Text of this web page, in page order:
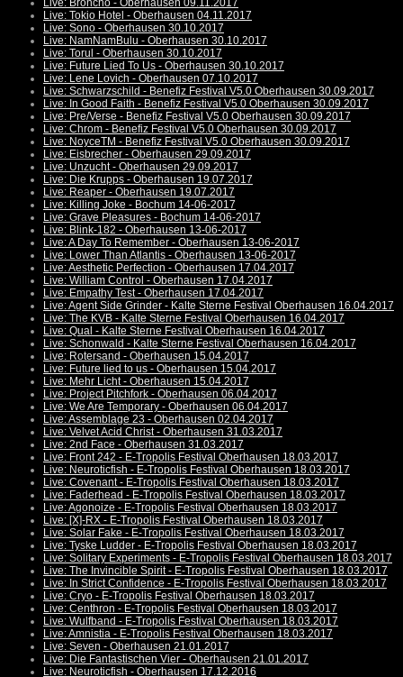
Live: Broncho - Oberhausen 09.11.2017
Live: Tokio Hotel - Oberhausen 04.11.2017
Live: Sono - Oberhausen 30.10.2017
Live: NamNamBulu - Oberhausen 30.10.2017
Live: Torul - Oberhausen 30.10.2017
Live: Future Lied To Us - Oberhausen 30.10.2017
Live: Lene Lovich - Oberhausen 07.10.2017
Live: Schwarzschild - Benefiz Festival V5.0 Oberhausen 30.09.2017
Live: In Good Faith - Benefiz Festival V5.0 Oberhausen 30.09.2017
Live: Pre/Verse - Benefiz Festival V5.0 Oberhausen 30.09.2017
Live: Chrom - Benefiz Festival V5.0 Oberhausen 30.09.2017
Live: NoyceTM - Benefiz Festival V5.0 Oberhausen 30.09.2017
Live: Eisbrecher - Oberhausen 29.09.2017
Live: Unzucht - Oberhausen 29.09.2017
Live: Die Krupps - Oberhausen 19.07.2017
Live: Reaper - Oberhausen 19.07.2017
Live: Killing Joke - Bochum 14-06-2017
Live: Grave Pleasures - Bochum 14-06-2017
Live: Blink-182 - Oberhausen 13-06-2017
Live: A Day To Remember - Oberhausen 13-06-2017
Live: Lower Than Atlantis - Oberhausen 13-06-2017
Live: Aesthetic Perfection - Oberhausen 17.04.2017
Live: William Control - Oberhausen 17.04.2017
Live: Empathy Test - Oberhausen 17.04.2017
Live: Agent Side Grinder - Kalte Sterne Festival Oberhausen 16.04.2017
Live: The KVB - Kalte Sterne Festival Oberhausen 16.04.2017
Live: Qual - Kalte Sterne Festival Oberhausen 16.04.2017
Live: Schonwald - Kalte Sterne Festival Oberhausen 16.04.2017
Live: Rotersand - Oberhausen 15.04.2017
Live: Future lied to us - Oberhausen 15.04.2017
Live: Mehr Licht - Oberhausen 15.04.2017
Live: Project Pitchfork - Oberhausen 06.04.2017
Live: We Are Temporary - Oberhausen 06.04.2017
Live: Assemblage 23 - Oberhausen 02.04.2017
Live: Velvet Acid Christ - Oberhausen 31.03.2017
Live: 2nd Face - Oberhausen 31.03.2017
Live: Front 242 - E-Tropolis Festival Oberhausen 18.03.2017
Live: Neuroticfish - E-Tropolis Festival Oberhausen 18.03.2017
Live: Covenant - E-Tropolis Festival Oberhausen 18.03.2017
Live: Faderhead - E-Tropolis Festival Oberhausen 18.03.2017
Live: Agonoize - E-Tropolis Festival Oberhausen 18.03.2017
Live: [X]-RX - E-Tropolis Festival Oberhausen 18.03.2017
Live: Solar Fake - E-Tropolis Festival Oberhausen 18.03.2017
Live: Tyske Ludder - E-Tropolis Festival Oberhausen 18.03.2017
Live: Solitary Experiments - E-Tropolis Festival Oberhausen 18.03.2017
Live: The Invincible Spirit - E-Tropolis Festival Oberhausen 18.03.2017
Live: In Strict Confidence - E-Tropolis Festival Oberhausen 18.03.2017
Live: Cryo - E-Tropolis Festival Oberhausen 18.03.2017
Live: Centhron - E-Tropolis Festival Oberhausen 18.03.2017
Live: Wulfband - E-Tropolis Festival Oberhausen 18.03.2017
Live: Amnistia - E-Tropolis Festival Oberhausen 18.03.2017
Live: Seven - Oberhausen 21.01.2017
Live: Die Fantastischen Vier - Oberhausen 21.01.2017
Live: Neuroticfish - Oberhausen 17.12.2016